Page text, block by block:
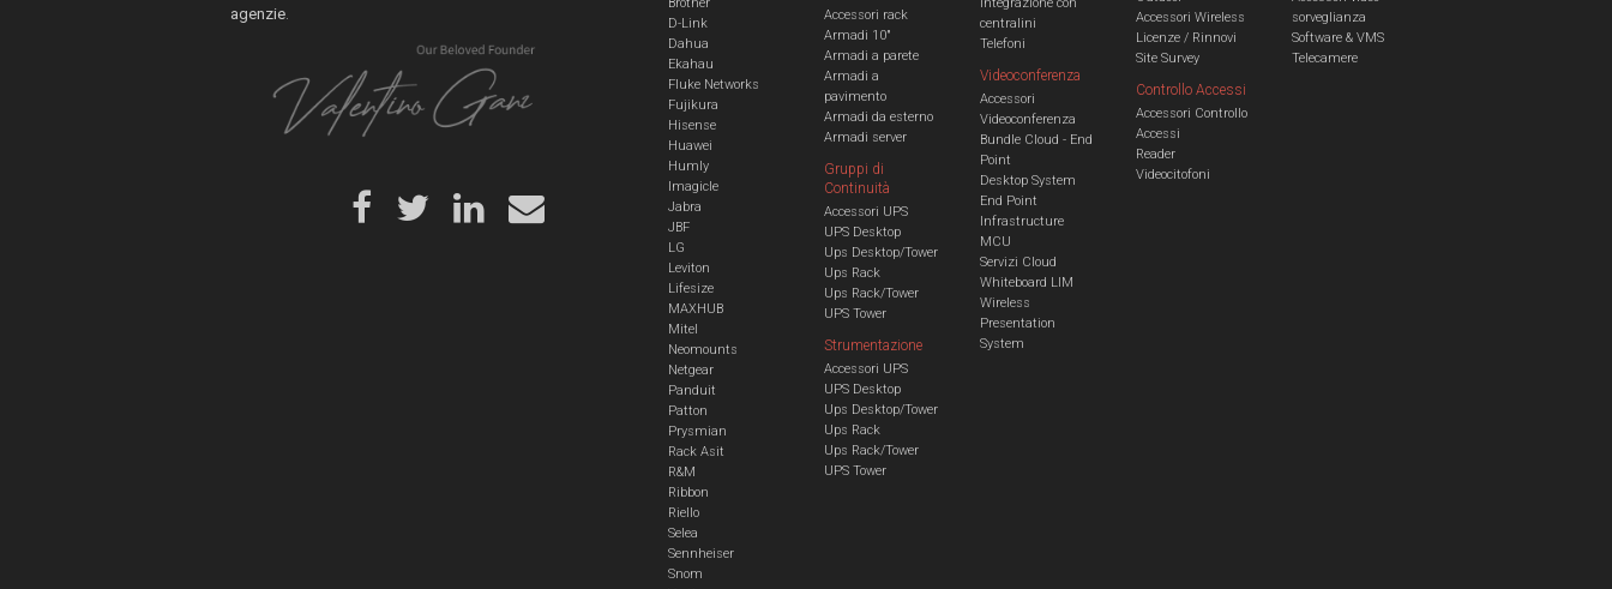
agenzie
D-Link
Dahua
Ekahau
Fluke Networks
Fujikura
Hisense
Huawei
Humly
Imagicle
Jabra
JBF
LG
Leviton
Lifesize
MAXHUB
Mitel
Neomounts
Netgear
Panduit
Patton
Prysmian
Rack Asit
R&M
Ribbon
Riello
Selea
Sennheiser
Snom
Accessori rack
Armadi 10"
Armadi a parete
Armadi a
pavimento
Armadi da esterno
Armadi server
Gruppi di
Continuità
Accessori UPS
UPS Desktop
Ups Desktop/Tower
Ups Rack
Ups Rack/Tower
UPS Tower
Strumentazione
Accessori UPS
UPS Desktop
Ups Desktop/Tower
Ups Rack
Ups Rack/Tower
UPS Tower
centralini
Telefoni
Videoconferenza
Accessori
Videoconferenza
Bundle Cloud - End
Point
Desktop System
End Point
Infrastructure
MCU
Servizi Cloud
Whiteboard LIM
Wireless
Presentation
System
Accessori Wireless
Licenze / Rinnovi
Site Survey
sorveglianza
Software & VMS
Telecamere
Controllo Accessi
Accessori Controllo
Accessi
Reader
Videocitofoni